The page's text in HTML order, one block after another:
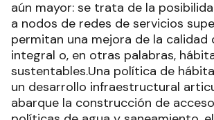
aún mayor: se trata de la
a nodos de redes de servicios
permitan una mejora de la calidad
integral o, en otras palabras,
sustentables.Una política de
un desarrollo infraestructural
abarque la construcción de